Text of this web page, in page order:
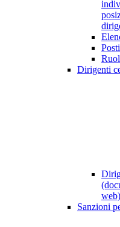
Dirigenti
web)
Sanzioni